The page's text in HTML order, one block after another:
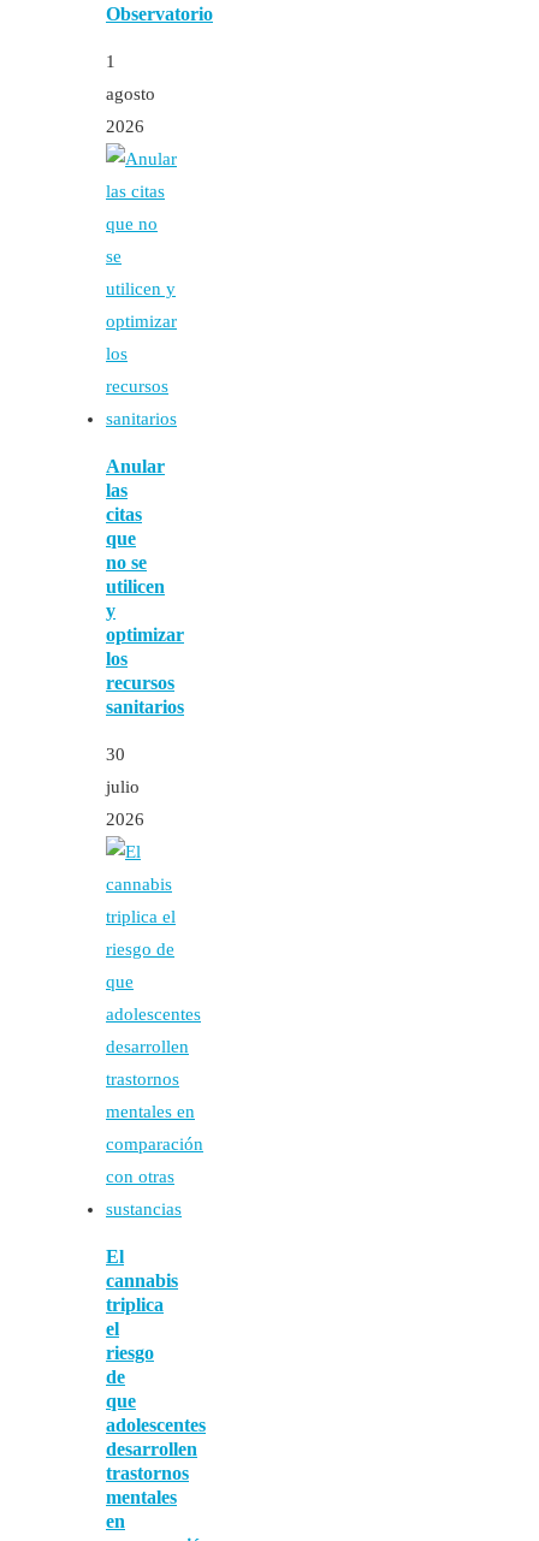
Observatorio
1
agosto
2026
Anular
las
citas
que
no se
utilicen
y
optimizar
los
recursos
sanitarios
30
julio
2026
El
cannabis
triplica
el
riesgo
de
que
adolescentes
desarrollen
trastornos
mentales
en